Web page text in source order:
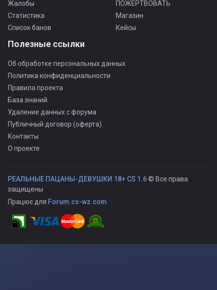
Жалобы
Статистика
Список банов
ПОЖЕРТВОВАТЬ
Магазин
Кейсы
Полезные ссылки
Об обработке персональных данных
Политика конфиденциальности
Правила проекта
База знаний
Удаление данных с форума
Публичный договор (оферта)
Контакты
О проекте
РЕАЛЬНЫЕ ПАЦАНЫ-ДЕВУШКИ 18+ CS 1.6© Все права
защищены
Працює для Forum.cs-wz.com